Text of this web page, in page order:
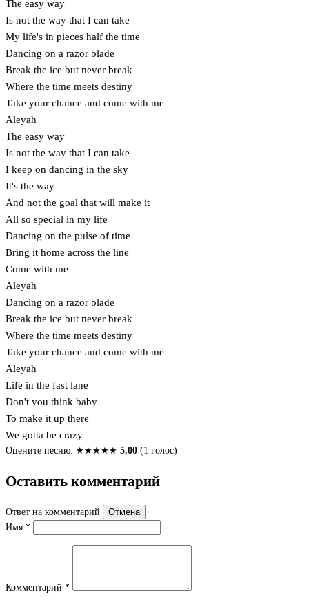
The easy way
Is not the way that I can take
My life's in pieces half the time
Dancing on a razor blade
Break the ice but never break
Where the time meets destiny
Take your chance and come with me
Aleyah
The easy way
Is not the way that I can take
I keep on dancing in the sky
It's the way
And not the goal that will make it
All so special in my life
Dancing on the pulse of time
Bring it home across the line
Come with me
Aleyah
Dancing on a razor blade
Break the ice but never break
Where the time meets destiny
Take your chance and come with me
Aleyah
Life in the fast lane
Don't you think baby
To make it up there
We gotta be crazy
Оцените песню: ★★★★★ 5.00 (1 голос)
Оставить комментарий
Ответ на комментарий
Отмена
Имя *
Комментарий *